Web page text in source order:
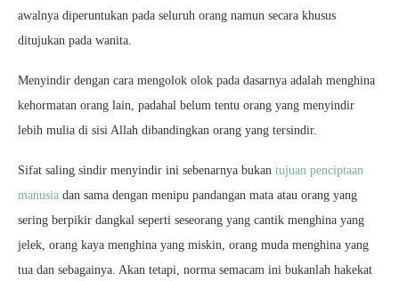
awalnya diperuntukan pada seluruh orang namun secara khusus
ditujukan pada wanita.
Menyindir dengan cara mengolok olok pada dasarnya adalah menghina
kehormatan orang lain, padahal belum tentu orang yang menyindir
lebih mulia di sisi Allah dibandingkan orang yang tersindir.
Sifat saling sindir menyindir ini sebenarnya bukan tujuan penciptaan
manusia dan sama dengan menipu pandangan mata atau orang yang
sering berpikir dangkal seperti seseorang yang cantik menghina yang
jelek, orang kaya menghina yang miskin, orang muda menghina yang
tua dan sebagainya. Akan tetapi, norma semacam ini bukanlah hakekat